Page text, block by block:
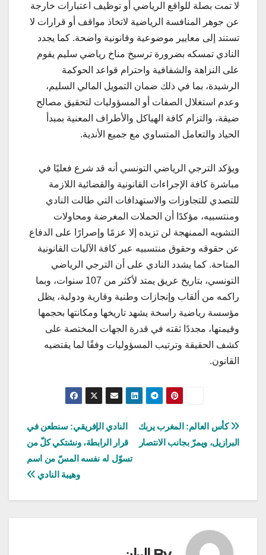
لا تمت بصلة للواقع الرياضي أو توظيف اعتبارات خارجة
عن جوهر المنافسة الرياضية لاتخاذ مواقف أو قرارات لا
تستند إلى معايير موضوعية وقانونية واضحة. كما يجدد
النادي تمسكه بضرورة ترسيخ مناخ رياضي سليم يقوم
على النزاهة والشفافية واحترام قواعد الحوكمة
الرشيدة، بما في ذلك ضمان التمويل المالي السليم،
وعدم استغلال الصفات أو المسؤوليات لتحقيق مصالح
ضيقة، والتزام كافة الهياكل والأطراف المعنية بمبدأ
الحياد والتعامل المتساوي مع جميع الأندية.
ويؤكد الترجي الرياضي التونسي أنه قد شرع فعليًا في
مباشرة كافة الإجراءات القانونية والقضائية اللازمة
للتصدي للتجاوزات والاستهدافات التي طالت النادي
ومنتسبيه، مؤكدًا أن الحملات المغرضة ومحاولات
التشويه الممنهجة لن تزيده إلا عزمًا وإصرارًا على الدفاع
عن حقوقه وحقوق منتسبيه عبر كافة الآليات القانونية
المتاحة. كما يشدد النادي على أن الترجي الرياضي
التونسي، بتاريخ عريق يمتد لأكثر من 107 سنوات، وبما
راكمه من ألقاب وإنجازات وطنية وقارية ودولية، يظل
مؤسسة رياضية راسخة يشهد تاريخها ومكانتها بحجمها
وقيمتها، مجددًا ثقته في قدرة الجهات المختصة على
كشف الحقيقة وترتيب المسؤوليات وفقًا لما يقتضيه
القانون.
تصفّح
المقالات
النادي الإفريقي: سنطعن في
قرار الرابطة، ونشتكي كلّ من
تسوّل له نفسه المسّ من اسم
وهيبة النادي
كأس العالم: المغرب يربك
البرازيل، ويمرّ بجانب الانتصار